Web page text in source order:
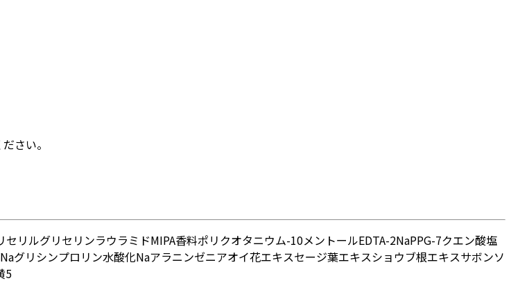
さい。
セリルグリセリンラウラミドMIPA香料ポリクオタニウム-10メントールEDTA-2NaPPG-7クエン酸塩
グリシンプロリン水酸化Naアラニンゼニアオイ花エキスセージ葉エキスショウブ根エキスサボンソ
5